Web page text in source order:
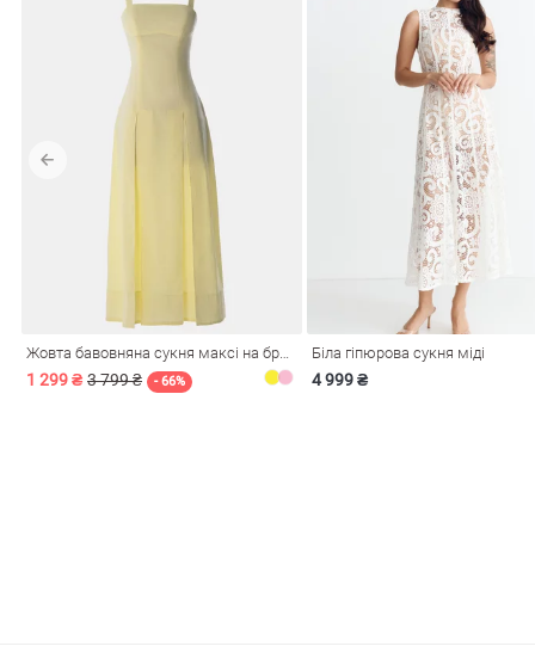
1 299 ₴ 3 799 ₴ - 66%
Біла гіпюрова сукня міді
4 999 ₴